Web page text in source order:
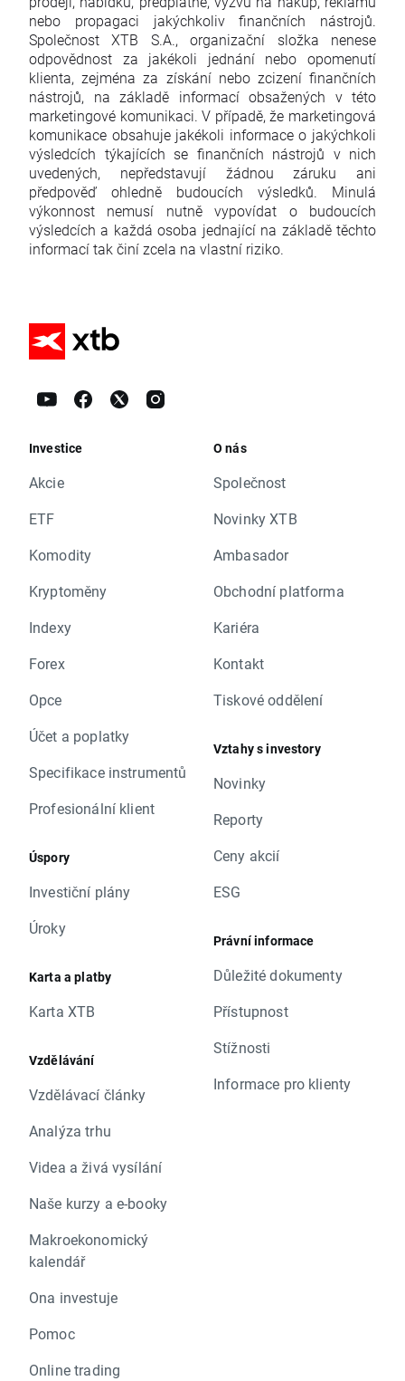
nebo propagaci jakýchkoliv finančních nástrojů.
Společnost XTB S.A., organizační složka nenese
odpovědnost za jakékoli jednání nebo opomenutí
klienta, zejména za získání nebo zcizení finančních
nástrojů, na základě informací obsažených v této
marketingové komunikaci. V případě, že marketingová
komunikace obsahuje jakékoli informace o jakýchkoli
výsledcích týkajících se finančních nástrojů v nich
uvedených, nepředstavují žádnou záruku ani
předpověď ohledně budoucích výsledků. Minulá
výkonnost nemusí nutně vypovídat o budoucích
výsledcích a každá osoba jednající na základě těchto
informací tak činí zcela na vlastní riziko.
Investice
Akcie
ETF
Komodity
Kryptoměny
Indexy
Forex
Opce
Účet a poplatky
Specifikace instrumentů
Profesionální klient
Úspory
Investiční plány
Úroky
Karta a platby
Karta XTB
Vzdělávání
Vzdělávací články
Analýza trhu
Videa a živá vysílání
Naše kurzy a e-booky
Makroekonomický
kalendář
Ona investuje
Pomoc
Online trading
O nás
Společnost
Novinky XTB
Ambasador
Obchodní platforma
Kariéra
Kontakt
Tiskové oddělení
Vztahy s investory
Novinky
Reporty
Ceny akcií
ESG
Právní informace
Důležité dokumenty
Přístupnost
Stížnosti
Informace pro klienty